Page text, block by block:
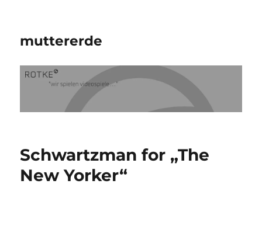
muttererde
Schwartzman for „The
New Yorker“